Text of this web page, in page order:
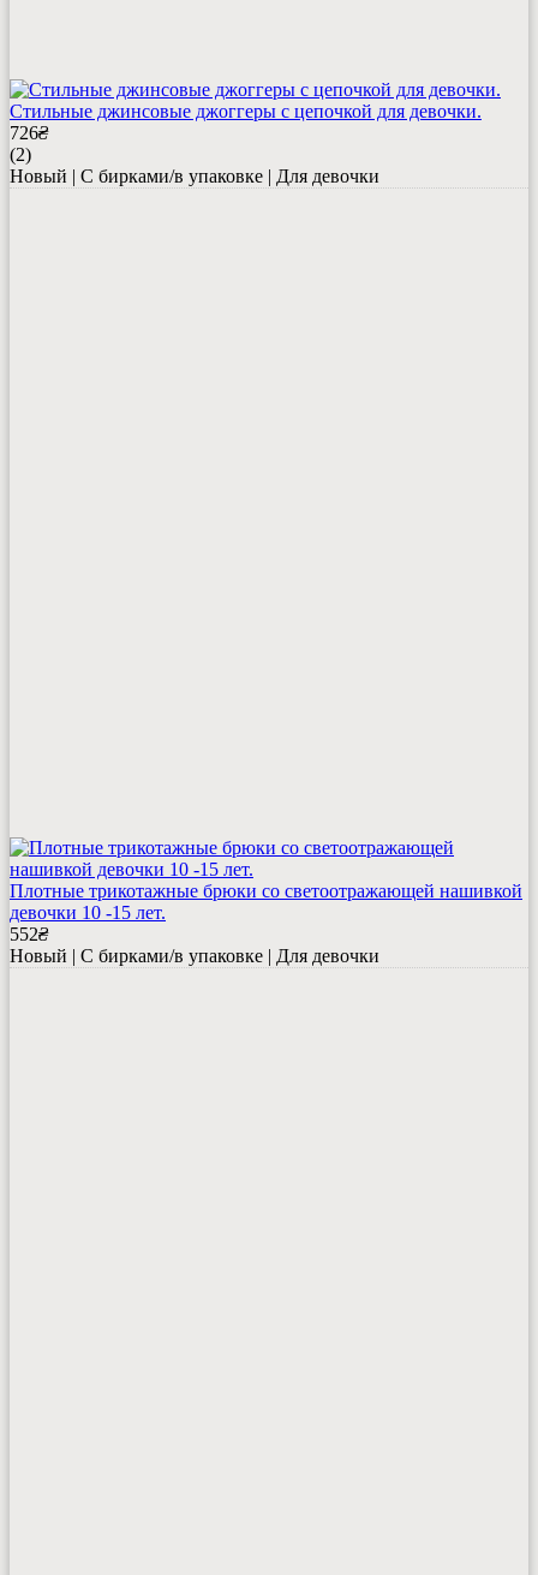
Стильные джинсовые джоггеры с цепочкой для девочки.
726₴
(2)
Новый | С бирками/в упаковке | Для девочки
Плотные трикотажные брюки со светоотражающей нашивкой
девочки 10 -15 лет.
552₴
Новый | С бирками/в упаковке | Для девочки